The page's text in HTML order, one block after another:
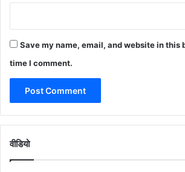
Save my name, email, and website in this
time I comment.
वीडियो